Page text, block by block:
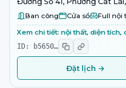
Ban công Cửa sổ Full nội
Xem chi tiết: nội thất, diện tích,
ID:
b5650…
Đặt lịch →